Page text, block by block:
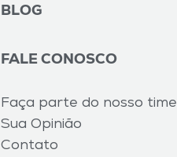
BLOG
FALE CONOSCO
Faça parte do nosso time
Sua Opinião
Contato